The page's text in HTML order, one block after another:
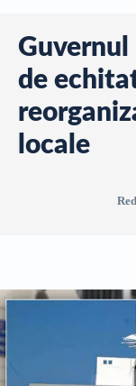
de
locale